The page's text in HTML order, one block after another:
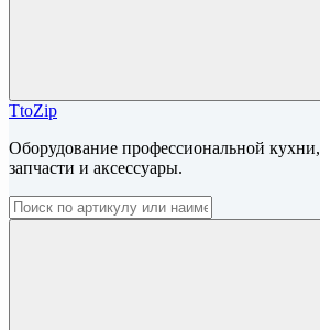
TtoZip
Оборудование профессиональной кухни,
запчасти и аксессуары.